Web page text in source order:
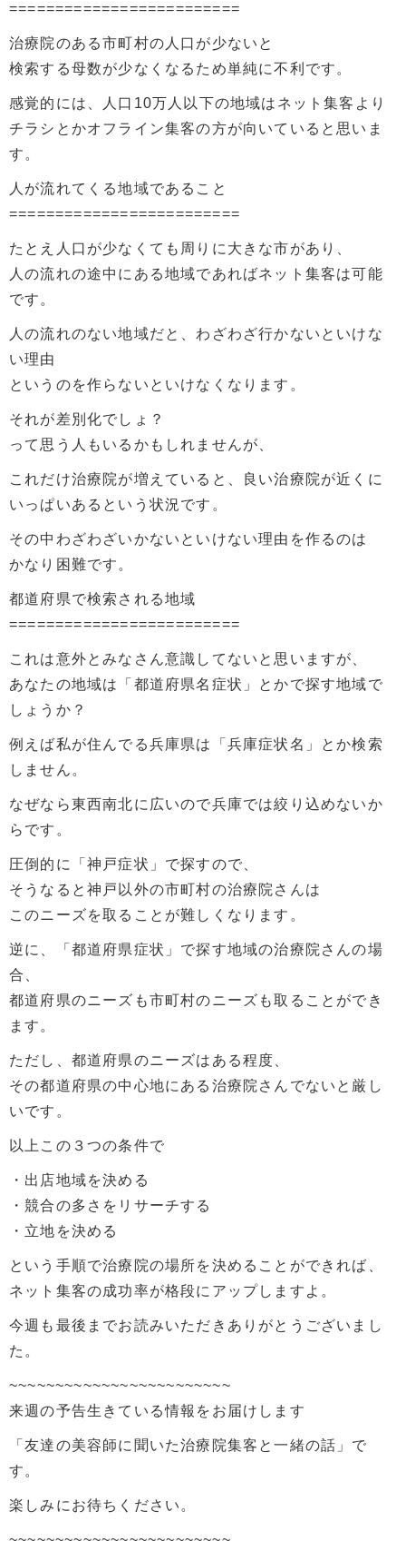
=========================
治療院のある市町村の人口が少ないと
検索する母数が少なくなるため単純に不利です。
感覚的には、人口10万人以下の地域はネット集客より
チラシとかオフライン集客の方が向いていると思いま
す。
人が流れてくる地域であること
=========================
たとえ人口が少なくても周りに大きな市があり、
人の流れの途中にある地域であればネット集客は可能
です。
人の流れのない地域だと、わざわざ行かないといけな
い理由
というのを作らないといけなくなります。
それが差別化でしょ？
って思う人もいるかもしれませんが、
これだけ治療院が増えていると、良い治療院が近くに
いっぱいあるという状況です。
その中わざわざいかないといけない理由を作るのは
かなり困難です。
都道府県で検索される地域
=========================
これは意外とみなさん意識してないと思いますが、
あなたの地域は「都道府県名症状」とかで探す地域で
しょうか？
例えば私が住んでる兵庫県は「兵庫症状名」とか検索
しません。
なぜなら東西南北に広いので兵庫では絞り込めないか
らです。
圧倒的に「神戸症状」で探すので、
そうなると神戸以外の市町村の治療院さんは
このニーズを取ることが難しくなります。
逆に、「都道府県症状」で探す地域の治療院さんの場
合、
都道府県のニーズも市町村のニーズも取ることができ
ます。
ただし、都道府県のニーズはある程度、
その都道府県の中心地にある治療院さんでないと厳し
いです。
以上この３つの条件で
・出店地域を決める
・競合の多さをリサーチする
・立地を決める
という手順で治療院の場所を決めることができれば、
ネット集客の成功率が格段にアップしますよ。
今週も最後までお読みいただきありがとうございまし
た。
~~~~~~~~~~~~~~~~~~~~~~~~
来週の予告生きている情報をお届けします
「友達の美容師に聞いた治療院集客と一緒の話」で
す。
楽しみにお待ちください。